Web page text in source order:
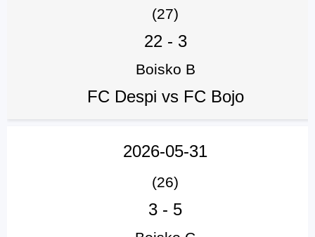
(27)
22- 3
Boisko B
FC Despi vs FC Bojo
2026-05-31
(26)
3 - 5